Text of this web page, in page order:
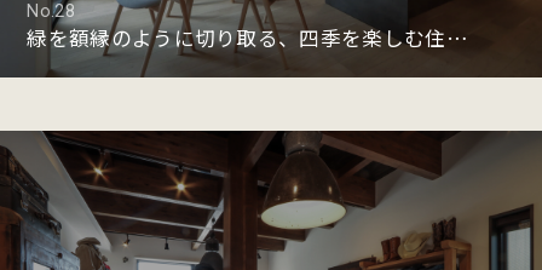
No.28
緑を額縁のように切り取る、四季を楽しむ住まい